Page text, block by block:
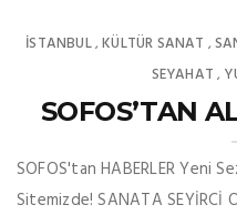
İSTANBUL,KÜLTÜR SANAT ,
SEYAHAT ,
SOFOS’TAN
SOFOS'tan HABERLER Yeni
Sitemizde! SANATA SEYİRCİ